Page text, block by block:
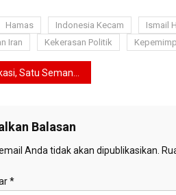
Hamas Indonesia Kecam Ismail
Iran
Kekerasan Politik
HUT Ke-79 RI Bakal Digelar di Jakarta dan IKN
Balasan
Anda tidak akan dipublikasikan.
*